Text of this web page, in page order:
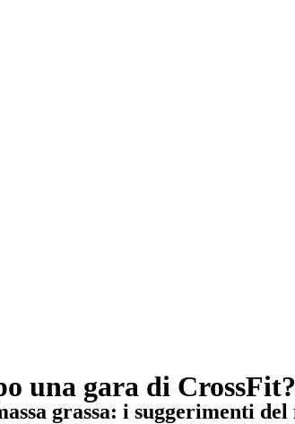
una gara di
grassa: i suggerimenti